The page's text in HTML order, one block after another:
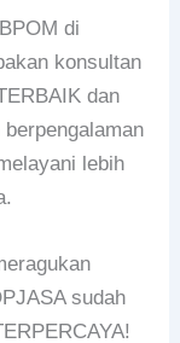
di
konsultan
dan
lebih
sudah